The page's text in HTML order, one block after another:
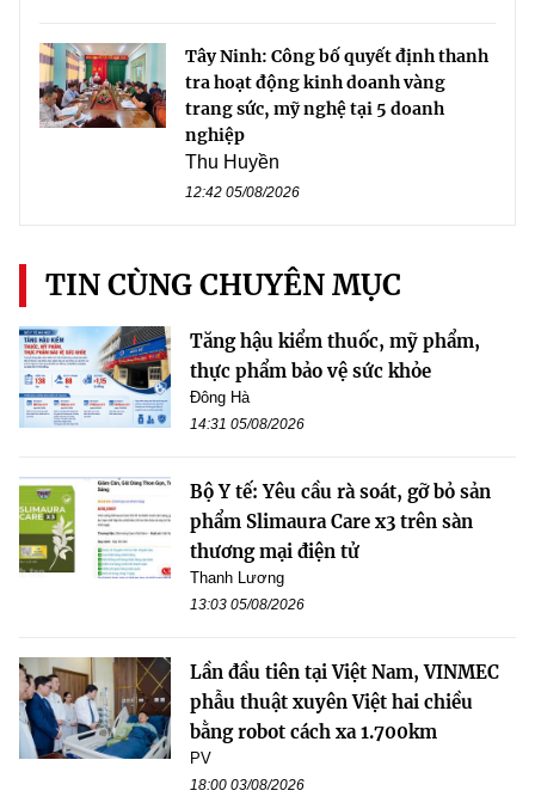
Tây Ninh: Công bố quyết định thanh
tra hoạt động kinh doanh vàng
trang sức, mỹ nghệ tại 5 doanh
nghiệp
Thu Huyền
12:42 05/08/2026
TIN CÙNG CHUYÊN MỤC
Tăng hậu kiểm thuốc, mỹ phẩm,
thực phẩm bảo vệ sức khỏe
Đông Hà
14:31 05/08/2026
Bộ Y tế: Yêu cầu rà soát, gỡ bỏ sản
phẩm Slimaura Care x3 trên sàn
thương mại điện tử
Thanh Lương
13:03 05/08/2026
Lần đầu tiên tại Việt Nam, VINMEC
phẫu thuật xuyên Việt hai chiều
bằng robot cách xa 1.700km
PV
18:00 03/08/2026